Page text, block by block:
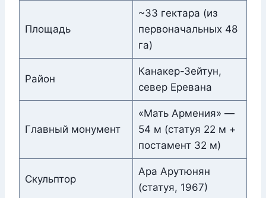
Площадь
~33 гектара (из
первоначальных 48
га)
Район
Канакер-Зейтун,
север Еревана
Главный монумент
«Мать Армения» —
54 м (статуя 22 м +
постамент 32 м)
Скульптор
Ара Арутюнян
(статуя, 1967)